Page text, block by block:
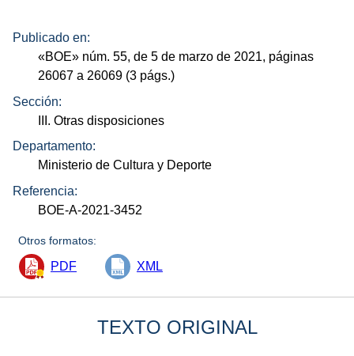
Publicado en:
«BOE» núm. 55, de 5 de marzo de 2021, páginas
26067 a 26069 (3 págs.)
Sección:
III. Otras disposiciones
Departamento:
Ministerio de Cultura y Deporte
Referencia:
BOE-A-2021-3452
Otros formatos:
PDF XML
TEXTO ORIGINAL